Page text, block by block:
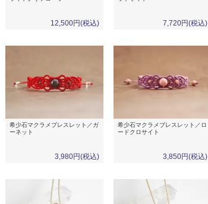
12,500円(税込) 7,720円(税込)
希少石マクラメブレスレット／ガ
ーネット
3,980円(税込)
希少石マクラメブレスレット／ロ
ードクロサイト
3,850円(税込)